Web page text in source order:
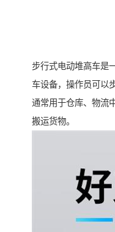
步行式电动堆高车是
车设备，操作员可以
通常用于仓库、物流
搬运货物。